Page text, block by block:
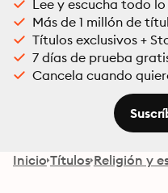
Lee y escucha todo
Más de 1 millón de
Títulos exclusivos +
7 días de prueba
Cancela cuando
Inicio Títulos Religión y